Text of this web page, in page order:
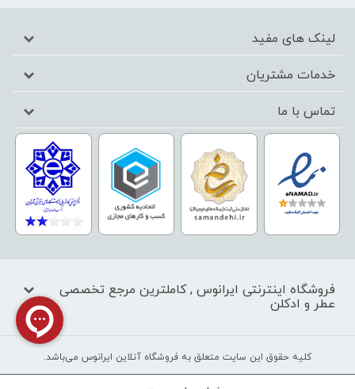
لینک های مفید
خدمات مشتریان
تماس با ما
فروشگاه اینترنتی ایرانوس , کاملترین مرجع تخصصی
عطر و ادکلن
کليه حقوق اين سايت متعلق به فروشگاه آنلاین ایرانوس می‌باشد.